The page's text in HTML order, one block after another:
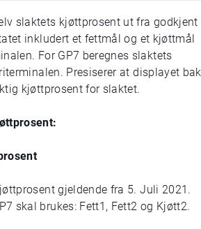
slaktets kjøttprosent ut fra godkjent
inkludert et fettmål og et kjøttmål
For GP7 beregnes slaktets
Presiserer at displayet bak
kjøttprosent for slaktet.
gjeldende fra 5. Juli 2021.
skal brukes: Fett1, Fett2 og Kjøtt2.